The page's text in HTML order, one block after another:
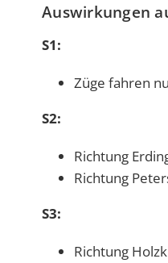
Auswirkungen
S1:
Züge fahren
S2:
Richtung
Richtung
S3:
Richtung